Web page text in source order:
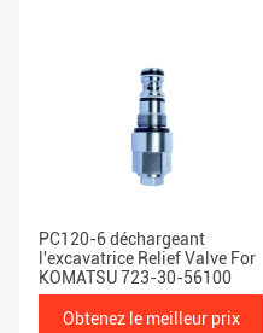
PC120-6 déchargeant
l'excavatrice Relief Valve For
KOMATSU 723-30-56100
Obtenez le meilleur prix